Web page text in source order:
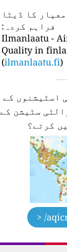
کا ڈیٹا
فراہم کردہ:
Ilmanlaatu -
Quality in
(ilmanlaatu.fi)
اسٹیشنوں کے
سٹیشن کے
کرتے؟